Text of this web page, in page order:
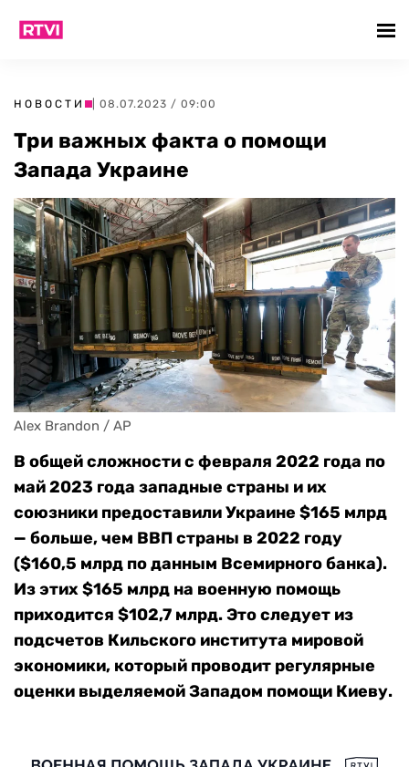
НОВОСТИ | 08.07.2023 / 09:00
Три важных факта о помощи
Запада Украине
Alex Brandon / AP
В общей сложности с февраля 2022 года по
май 2023 года западные страны и их
союзники предоставили Украине $165 млрд
— больше, чем ВВП страны в 2022 году
($160,5 млрд по данным Всемирного банка).
Из этих $165 млрд на военную помощь
приходится $102,7 млрд. Это следует из
подсчетов Кильского института мировой
экономики, который проводит регулярные
оценки выделяемой Западом помощи Киеву.